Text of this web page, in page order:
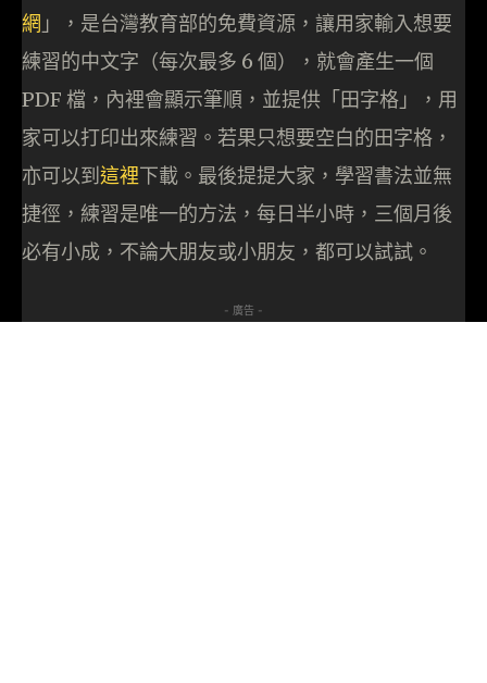
網 」，是台灣教育部的免費資源，讓用家輸入想要
練習的中文字（每次最多 6 個），就會產生一個
PDF 檔，內裡會顯示筆順，並提供「田字格」，用
家可以打印出來練習。若果只想要空白的田字格，
亦可以到 這裡下載。最後提提大家，學習書法並無
捷徑，練習是唯一的方法，每日半小時，三個月後
必有小成，不論大朋友或小朋友，都可以試試。
- 廣告 -